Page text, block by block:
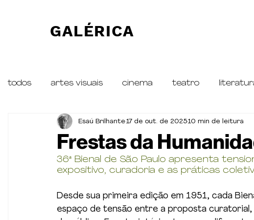
GALÉRICA
todos artes visuais cinema teatro
traduções ESPECIAL Petra von Kant
Frestas da
Esaú Brilhante 17 de out. de 202510 min de leitura
36ª Bienal de São Paulo apresenta
expositivo, curadoria e as práticas
Desde sua primeira edição em 1951, cada
espaço de tensão entre a proposta